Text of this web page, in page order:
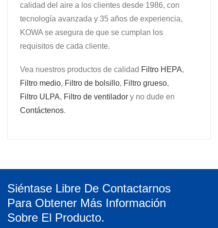
calidad del aire a los clientes desde 1986, con
tecnología avanzada y 35 años de experiencia,
KOWA se asegura de que se cumplan los
requisitos de cada cliente.
Vea nuestros productos de calidad Filtro HEPA,
Filtro medio, Filtro de bolsillo, Filtro grueso,
Filtro ULPA, Filtro de ventilador y no dude en
Contáctenos.
Siéntase Libre De Contactarnos
Para Obtener Más Información
Sobre El Producto.